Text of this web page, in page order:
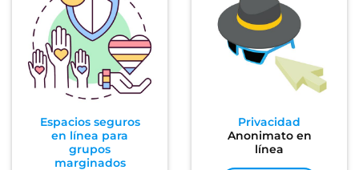
Espacios seguros
en línea para
grupos
marginados
Privacidad
Anonimato en
línea